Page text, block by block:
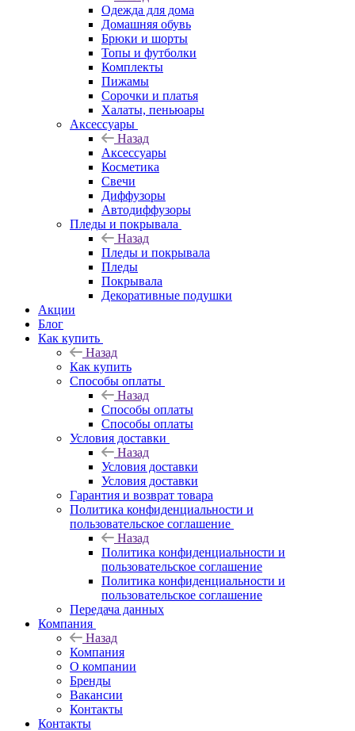
Одежда для дома
Домашняя обувь
Брюки и шорты
Топы и футболки
Комплекты
Пижамы
Сорочки и платья
Халаты, пеньюары
Аксессуары
Назад
Аксессуары
Косметика
Свечи
Диффузоры
Автодиффузоры
Пледы и покрывала
Назад
Пледы и покрывала
Пледы
Покрывала
Декоративные подушки
Акции
Блог
Как купить
Назад
Как купить
Способы оплаты
Назад
Способы оплаты
Способы оплаты
Условия доставки
Назад
Условия доставки
Условия доставки
Гарантия и возврат товара
Политика конфиденциальности и
пользовательское соглашение
Назад
Политика конфиденциальности и
пользовательское соглашение
Политика конфиденциальности и
пользовательское соглашение
Передача данных
Компания
Назад
Компания
О компании
Бренды
Вакансии
Контакты
Контакты